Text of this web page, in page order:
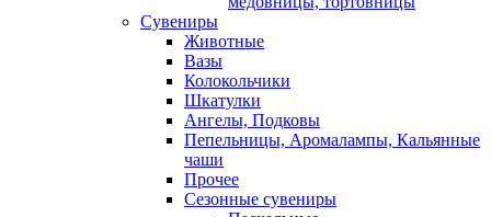
Сувениры
Животные
Вазы
Колокольчики
Шкатулки
Ангелы, Подковы
Пепельницы, Аромалампы, Кальянные
чаши
Прочее
Сезонные сувениры